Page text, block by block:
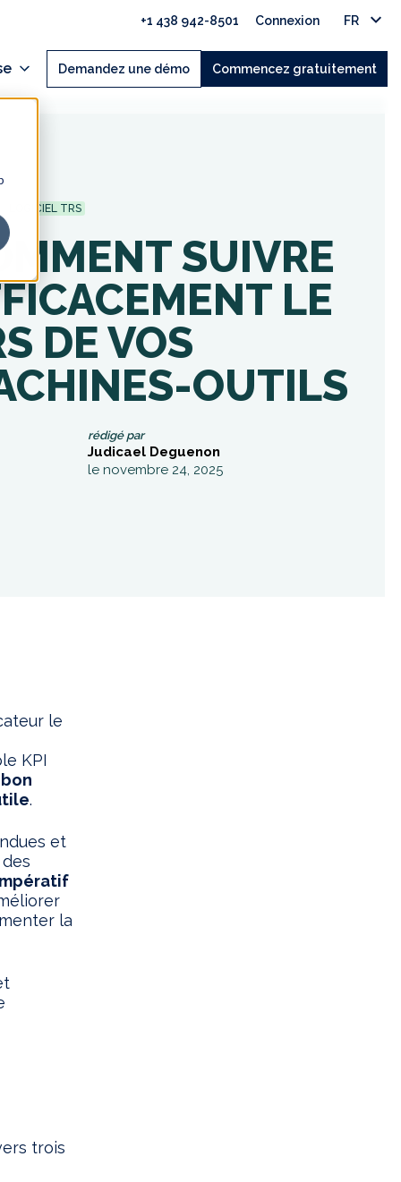
+1 438 942-8501 Connexion FR
Demandez une démo Commencez gratuitement
LOGICIEL TRS
SUIVRE
LE
DE VOS
OUTILS
rédigé par
Judicael Deguenon
le novembre 24, 2025
le
KPI
.
et
la
trois